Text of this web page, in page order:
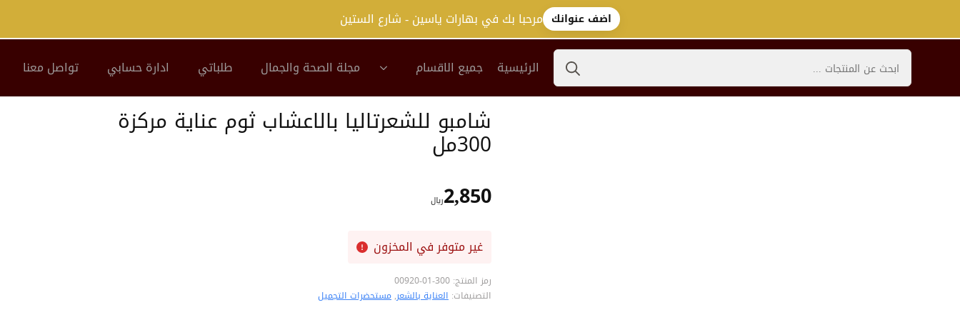
اضف عنوانك مرحبا بك في بهارات ياسين - شارع الستين
Search
الرئيسية جميع الاقسام مجلة الصحة والجمال طلباتي ادارة حسابي تواصل معنا
شامبو للشعرتاليا بالاعشاب ثوم عناية مركزة
300مل
2,850﷼
غير متوفر في المخزون
رمز المنتج: 300-01-00920
التصنيفات: العناية بالشعر,مستحضرات التجميل